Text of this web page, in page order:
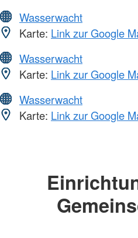
Wasserwacht
Karte: Link zur Google
Wasserwacht
Karte: Link zur Google
Wasserwacht
Karte: Link zur Google